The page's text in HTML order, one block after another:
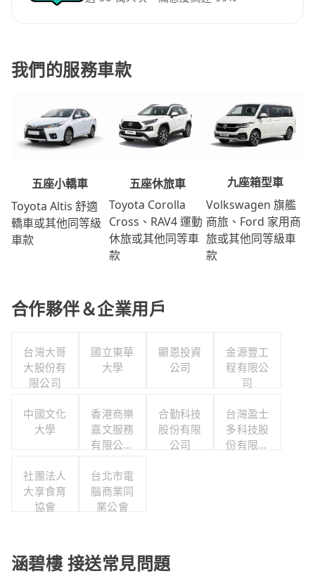
我們的服務車款
五座小轎車
Toyota Altis 舒適
轎車或其他同等級
車款
五座休旅車
Toyota Corolla
Cross、RAV4 運動
休旅或其他同等車
款
九座箱型車
Volkswagen 旗艦
商旅、Ford 家用商
旅或其他同等級車
款
合作夥伴＆企業用戶
台灣大哥
大股份有
限公司
國立東華
大學
顯恩投資
公司
金源豐工
程有限公
司
中國文化
大學
香港商樂
嘉文服務
有限公司
司
合勤科技
股份有限
公司
台灣盈士
多科技股
份有限公
社團法人
大享食育
協會
台北市電
腦商業同
業公會
涵碧樓 接送常見問題